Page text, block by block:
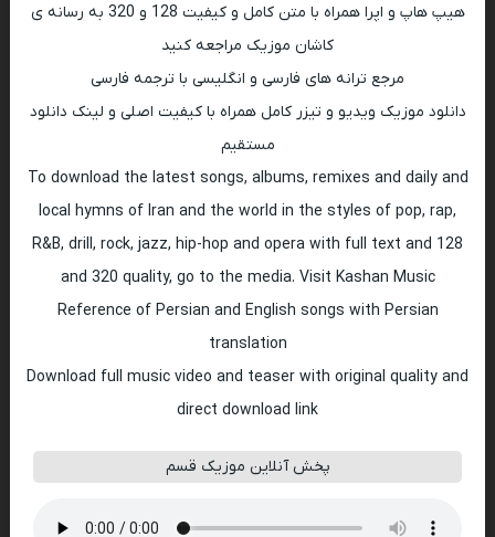
هیپ هاپ و اپرا همراه با متن کامل و کیفیت 128 و 320 به رسانه ی
کاشان موزیک مراجعه کنید
مرجع ترانه های فارسی و انگلیسی با ترجمه فارسی
دانلود موزیک ویدیو و تیزر کامل همراه با کیفیت اصلی و لینک دانلود
مستقیم
To download the latest songs, albums, remixes and daily and
local hymns of Iran and the world in the styles of pop, rap,
R&B, drill, rock, jazz, hip-hop and opera with full text and 128
and 320 quality, go to the media. Visit Kashan Music
Reference of Persian and English songs with Persian
translation
Download full music video and teaser with original quality and
direct download link
پخش آنلاین موزیک قسم